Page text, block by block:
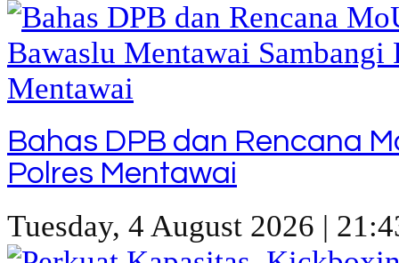
Bahas DPB dan Rencana
Polres Mentawai
Tuesday, 4 August 2026 |